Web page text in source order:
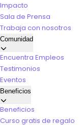
Impacto
Sala de Prensa
Trabaja con nosotros
Comunidad
Encuentra Empleos
Testimonios
Eventos
Beneficios
Beneficios
Curso gratis de regalo